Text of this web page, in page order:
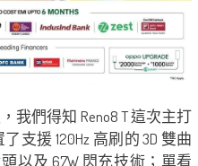
我們得知 Reno8 T 這次主打
支援 120Hz 高刷的 3D 雙曲
以及 67W 閃充技術；單看